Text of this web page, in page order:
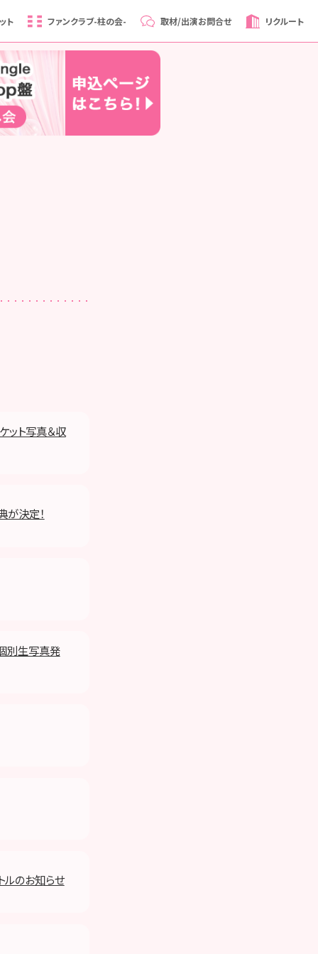
ト ファンクラブ-柱の会- 取材/出演お問合せ リクルート
ット写真＆収
が決定！
別生写真発
ルのお知らせ